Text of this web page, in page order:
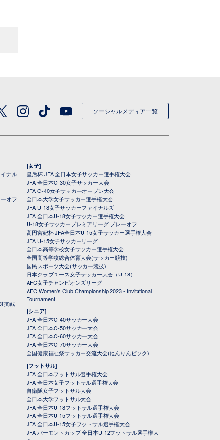
ソーシャルメディア一覧
ナル
オフ
抗戦
[女子]
皇后杯 JFA 全日本女子サッカー選手権大会
JFA 全日本O-30女子サッカー大会
JFA O-40女子サッカーオープン大会
全日本大学女子サッカー選手権大会
JFA U-18女子サッカーファイナルズ
JFA 全日本U-18女子サッカー選手権大会
U-18女子サッカープレミアリーグ プレーオフ
高円宮妃杯 JFA全日本U-15女子サッカー選手権大会
JFA U-15女子サッカーリーグ
全日本高等学校女子サッカー選手権大会
全国高等学校総合体育大会(サッカー競技)
国民スポーツ大会(サッカー競技)
日本クラブユース女子サッカー大会（U-18）
AFC女子チャンピオンズリーグ
AFC Women's Club Championship 2023 - Invitational
Tournament
[シニア]
JFA 全日本O-40サッカー大会
JFA 全日本O-50サッカー大会
JFA 全日本O-60サッカー大会
JFA 全日本O-70サッカー大会
全国健康福祉祭サッカー交流大会(ねんりんピック)
[フットサル]
JFA 全日本フットサル選手権大会
JFA 全日本女子フットサル選手権大会
自衛隊女子フットサル大会
全日本大学フットサル大会
JFA 全日本U-18フットサル選手権大会
JFA 全日本U-15フットサル選手権大会
JFA 全日本U-15女子フットサル選手権大会
JFA バーモントカップ 全日本U-12フットサル選手権大